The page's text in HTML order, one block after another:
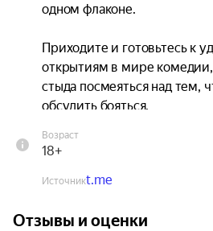
одном флаконе.
Приходите и готовьтесь к
открытиям в мире
стыда посмеяться над тем,
обсудить бояться.
Вас ждет концерт от
Возраст
18+
Источникt.me
Отзывы и оценки